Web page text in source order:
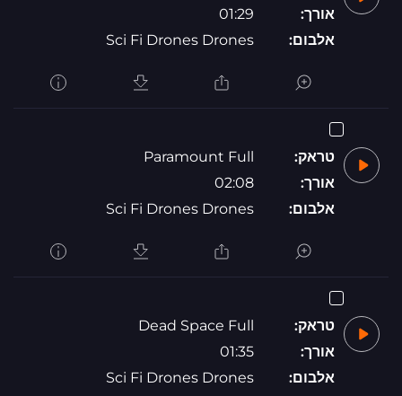
אורך:
01:29
אלבום:
Sci Fi Drones Drones
טראק:
Paramount Full
אורך:
02:08
אלבום:
Sci Fi Drones Drones
טראק:
Dead Space Full
אורך:
01:35
אלבום:
Sci Fi Drones Drones